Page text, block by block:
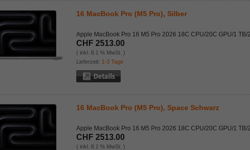
16 MacBook Pro (M5 Pro), Silber
Apple MacBook Pro 16 M5 Pro 2026 18C CPU/20C GPU/1 TB/
CHF 2513.00
( inkl. 8.1 % MwSt. )
Lieferzeit: 1-3 Tage
16 MacBook Pro (M5 Pro), Space Schwarz
Apple MacBook Pro 16 M5 Pro 2026 18C CPU/20C GPU/1 TB/
CHF 2513.00
( inkl. 8.1 % MwSt. )